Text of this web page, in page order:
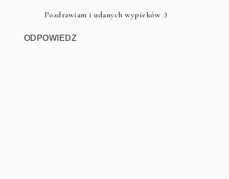
Pozdrawiam i udanych wypieków :)
ODPOWIEDZ